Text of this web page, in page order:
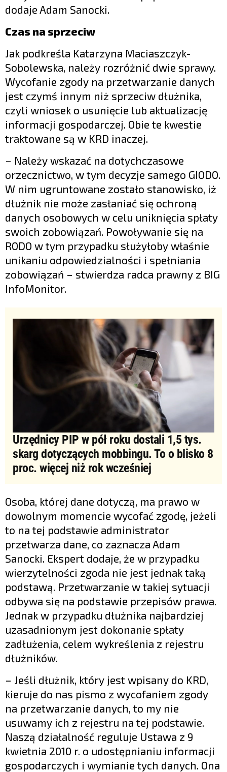
dodaje Adam Sanocki.
Czas na sprzeciw
Jak podkreśla Katarzyna Maciaszczyk-
Sobolewska, należy rozróżnić dwie sprawy.
Wycofanie zgody na przetwarzanie danych
jest czymś innym niż sprzeciw dłużnika,
czyli wniosek o usunięcie lub aktualizację
informacji gospodarczej. Obie te kwestie
traktowane są w KRD inaczej.
– Należy wskazać na dotychczasowe
orzecznictwo, w tym decyzje samego GIODO.
W nim ugruntowane zostało stanowisko, iż
dłużnik nie może zasłaniać się ochroną
danych osobowych w celu uniknięcia spłaty
swoich zobowiązań. Powoływanie się na
RODO w tym przypadku służyłoby właśnie
unikaniu odpowiedzialności i spełniania
zobowiązań – stwierdza radca prawny z BIG
InfoMonitor.
Urzędnicy PIP w pół roku dostali 1,5 tys.
skarg dotyczących mobbingu. To o blisko 8
proc. więcej niż rok wcześniej
Osoba, której dane dotyczą, ma prawo w
dowolnym momencie wycofać zgodę, jeżeli
to na tej podstawie administrator
przetwarza dane, co zaznacza Adam
Sanocki. Ekspert dodaje, że w przypadku
wierzytelności zgoda nie jest jednak taką
podstawą. Przetwarzanie w takiej sytuacji
odbywa się na podstawie przepisów prawa.
Jednak w przypadku dłużnika najbardziej
uzasadnionym jest dokonanie spłaty
zadłużenia, celem wykreślenia z rejestru
dłużników.
– Jeśli dłużnik, który jest wpisany do KRD,
kieruje do nas pismo z wycofaniem zgody
na przetwarzanie danych, to my nie
usuwamy ich z rejestru na tej podstawie.
Naszą działalność reguluje Ustawa z 9
kwietnia 2010 r. o udostępnianiu informacji
gospodarczych i wymianie tych danych. Ona